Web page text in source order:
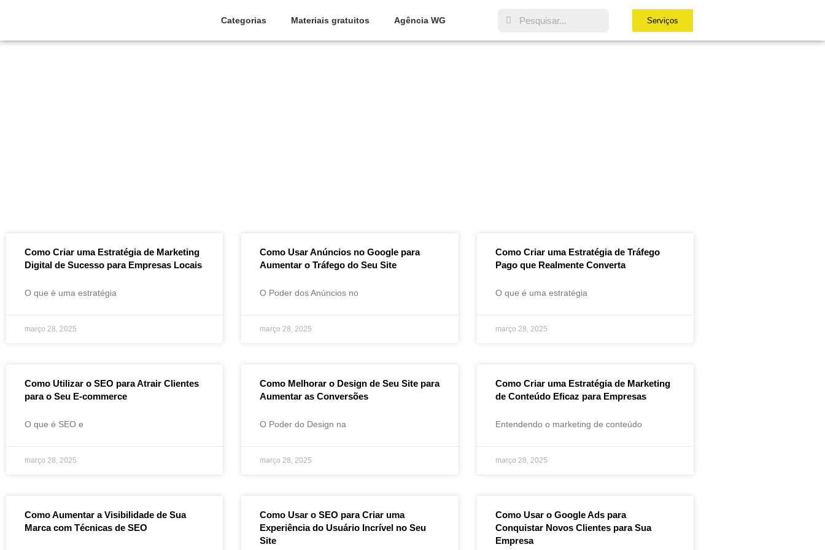
Categorias Materiais gratuitos Agência WG Serviços
Como Criar uma Estratégia de Marketing
Digital de Sucesso para Empresas Locais
O que é uma estratégia
março 28, 2025
Como Usar Anúncios no Google para
Aumentar o Tráfego do Seu Site
O Poder dos Anúncios no
março 28, 2025
Como Criar uma Estratégia de Tráfego
Pago que Realmente Converta
O que é uma estratégia
março 28, 2025
Como Utilizar o SEO para Atrair Clientes
para o Seu E-commerce
O que é SEO e
março 28, 2025
Como Melhorar o Design de Seu Site para
Aumentar as Conversões
O Poder do Design na
março 28, 2025
Como Criar uma Estratégia de Marketing
de Conteúdo Eficaz para Empresas
Entendendo o marketing de conteúdo
março 28, 2025
Como Aumentar a Visibilidade de Sua
Marca com Técnicas de SEO
Como Usar o SEO para Criar uma
Experiência do Usuário Incrível no Seu
Site
Como Usar o Google Ads para
Conquistar Novos Clientes para Sua
Empresa